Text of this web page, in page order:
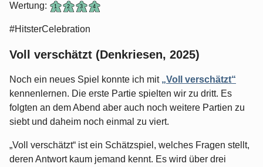
Wertung:
#HitsterCelebration
Voll verschätzt (Denkriesen, 2025)
Noch ein neues Spiel konnte ich mit „Voll verschätzt“
kennenlernen. Die erste Partie spielten wir zu dritt. Es
folgten an dem Abend aber auch noch weitere Partien zu
siebt und daheim noch einmal zu viert.
„Voll verschätzt“ ist ein Schätzspiel, welches Fragen stellt,
deren Antwort kaum jemand kennt. Es wird über drei